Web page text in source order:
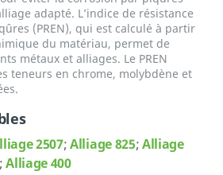
adapté. L’indice de résistance
(PREN), qui est calculé à partir
du matériau, permet de
métaux et alliages. Le PREN
teneurs en chrome, molybdène et
2507;Alliage 825;Alliage
Alliage 400